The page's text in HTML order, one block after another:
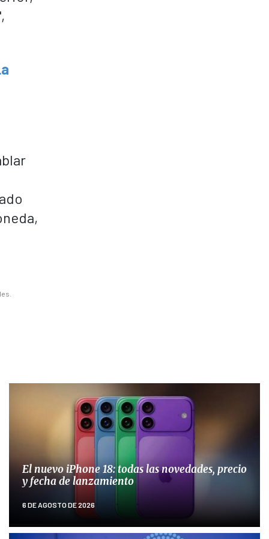
El nuevo iPhone 18: todas las novedades, precio
y fecha de lanzamiento
6 DE AGOSTO DE 2026